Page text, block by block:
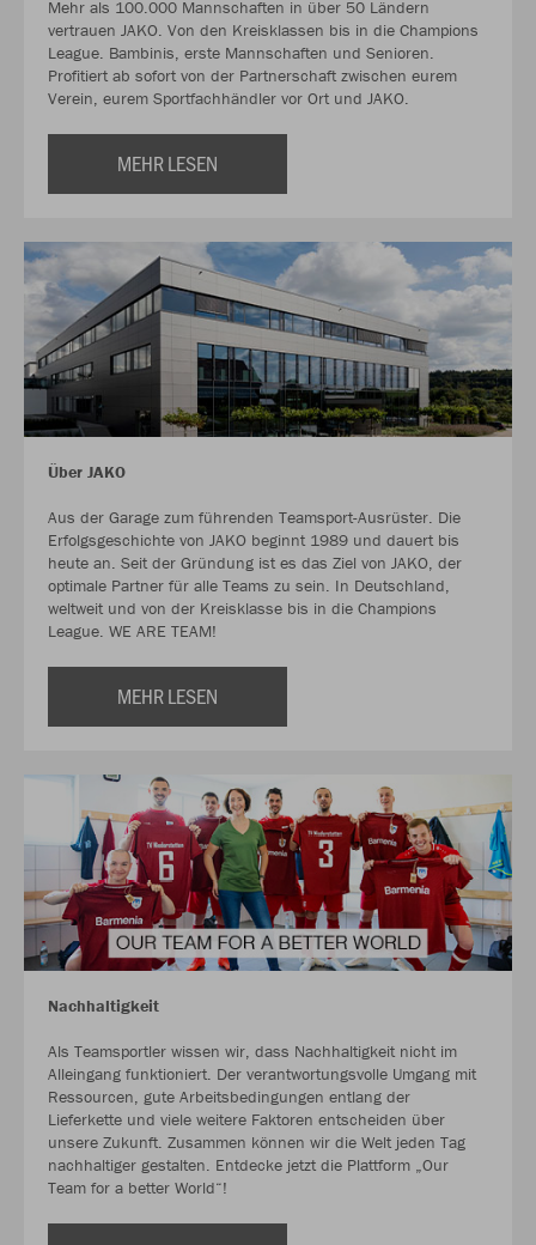
Mehr als 100.000 Mannschaften in über 50 Ländern
vertrauen JAKO. Von den Kreisklassen bis in die Champions
League. Bambinis, erste Mannschaften und Senioren.
Profitiert ab sofort von der Partnerschaft zwischen eurem
Verein, eurem Sportfachhändler vor Ort und JAKO.
MEHR LESEN
Über JAKO
Aus der Garage zum führenden Teamsport-Ausrüster. Die
Erfolgsgeschichte von JAKO beginnt 1989 und dauert bis
heute an. Seit der Gründung ist es das Ziel von JAKO, der
optimale Partner für alle Teams zu sein. In Deutschland,
weltweit und von der Kreisklasse bis in die Champions
League. WE ARE TEAM!
MEHR LESEN
Nachhaltigkeit
Als Teamsportler wissen wir, dass Nachhaltigkeit nicht im
Alleingang funktioniert. Der verantwortungsvolle Umgang mit
Ressourcen, gute Arbeitsbedingungen entlang der
Lieferkette und viele weitere Faktoren entscheiden über
unsere Zukunft. Zusammen können wir die Welt jeden Tag
nachhaltiger gestalten. Entdecke jetzt die Plattform „Our
Team for a better World“!